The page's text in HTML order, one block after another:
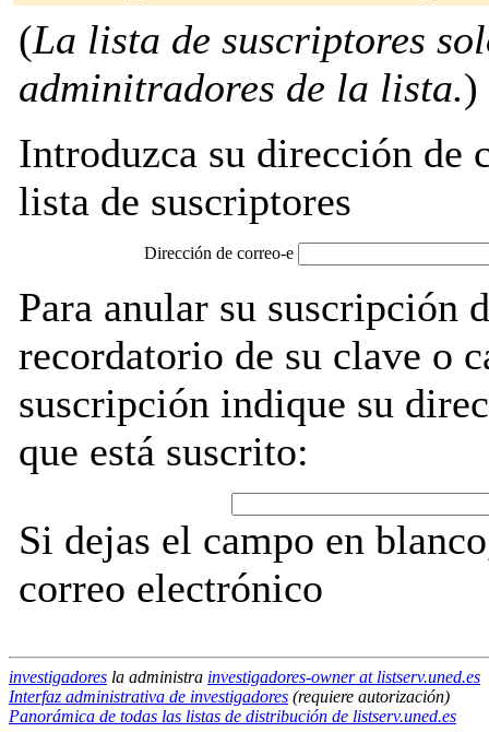
(La lista de suscriptores
adminitradores de la lista.)
Introduzca su dirección de
lista de suscriptores
Dirección de correo-e
Para anular su suscripción
recordatorio de su clave o
suscripción indique su
que está suscrito:
Si dejas el campo en
correo electrónico
investigadores la administra investigadores-owner at listserv.uned.es
Interfaz administrativa de investigadores (requiere autorización)
Panorámica de todas las listas de distribución de listserv.uned.es